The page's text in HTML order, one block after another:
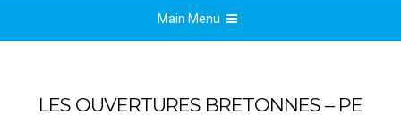
Main Menu
LES OUVERTURES BRETONNES – PE